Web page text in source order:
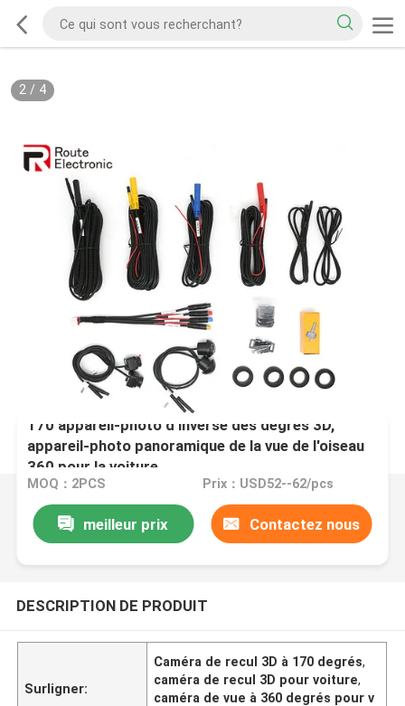
2/ 4
170 appareil-photo d'inverse des degrés 3D,
appareil-photo panoramique de la vue de l'oiseau
360 pour la voiture
MOQ：2PCS Prix：USD52--62/pcs
meilleur prix Contactez nous
DESCRIPTION DE PRODUIT
Surligner:
Caméra de recul 3D à 170 degrés,
caméra de recul 3D pour voiture,
caméra de vue à 360 degrés pour v